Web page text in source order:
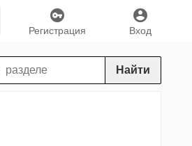
Вход
Регистрация
Найти